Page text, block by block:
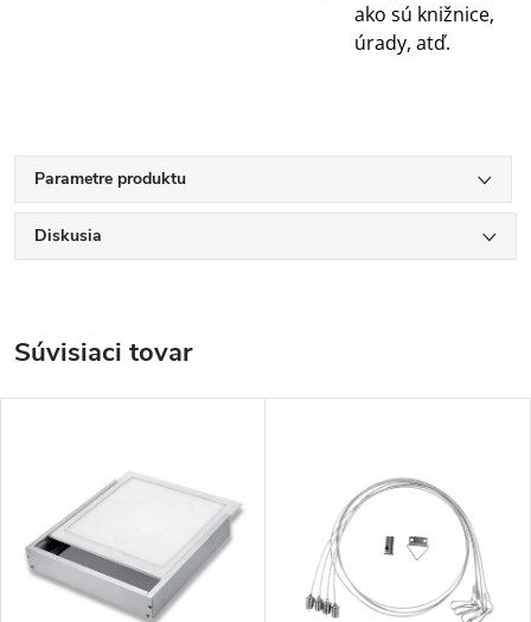
ako sú knižnice,
úrady, atď.
Parametre produktu
Diskusia
Súvisiaci tovar